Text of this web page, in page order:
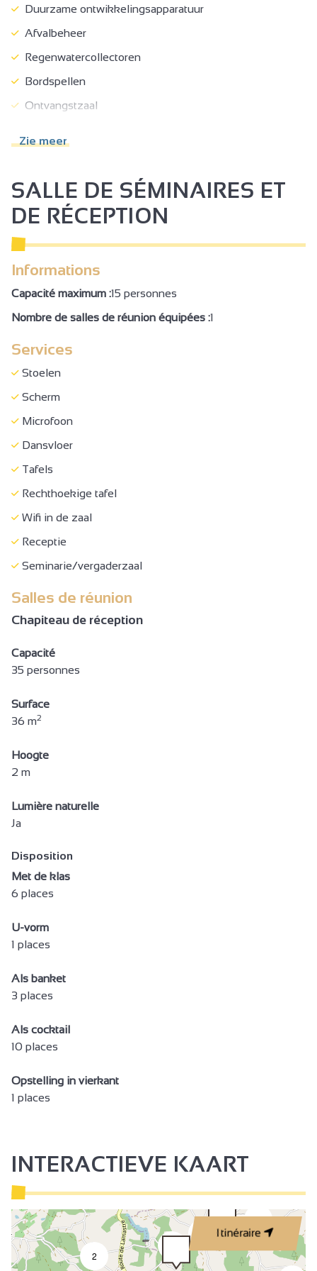
Duurzame ontwikkelingsapparatuur
Afvalbeheer
Regenwatercollectoren
Bordspellen
Ontvangstzaal
Televisieruimte
Restaurant
Jacuzzi®
Spa
Gemeenschappelijke binnenplaats
Gemeenschappelijk ingang
Aparte ingang
Park
Terrein met schaduw
Terras
Tuinmeubelen
Tuin
Gemeenschappelijke tuin
Overdekt terras
Schaduwrijk terras
Afdak voor fiets of mountainbike
Parkeerplaats
Gratis parkeren
Huisdieren mits toeslag
Toeristeninformatie
Cycle Repair Kit
Bedden gemaakt bij aankomst
Bike wasplaats
Reserveren
Reserveren verplicht
Reserveren diensten
Massages / Modelages
Halfpension
Volpension
Ontbijt
Picknickmanden
Verkoop op de boerderij
Niet roken
Veranda
Living / eetkamer
Gezinskamer
Zie meer
SALLE DE SÉMINAIRES ET
DE RÉCEPTION
Informations
Capacité maximum :15 personnes
Nombre de salles de réunion équipées :1
Services
Stoelen
Scherm
Microfoon
Dansvloer
Tafels
Rechthoekige tafel
Wifi in de zaal
Receptie
Seminarie/vergaderzaal
Salles de réunion
Chapiteau de réception
Capacité
35 personnes
Surface
36 m2
Hoogte
2 m
Lumière naturelle
Ja
Disposition
Met de klas
6 places
U-vorm
1 places
Als banket
3 places
Als cocktail
10 places
Opstelling in vierkant
1 places
INTERACTIEVE KAART
Itinéraire
2
2